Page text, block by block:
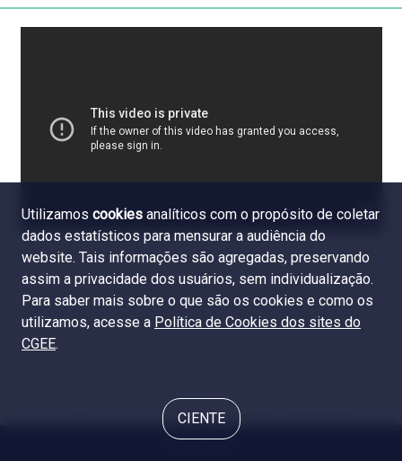
© 2024 CGEE
Utilizamos cookies analíticos com o propósito de coletar
dados estatísticos para mensurar a audiência do
website. Tais informações são agregadas, preservando
assim a privacidade dos usuários, sem individualização.
Para saber mais sobre o que são os cookies e como os
utilizamos, acesse a Política de Cookies dos sites do
CGEE.
CIENTE